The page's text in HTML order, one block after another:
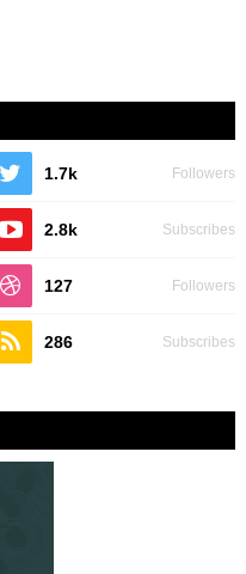
1.7k Followers
2.8k Subscribes
127 Followers
286 Subscribes